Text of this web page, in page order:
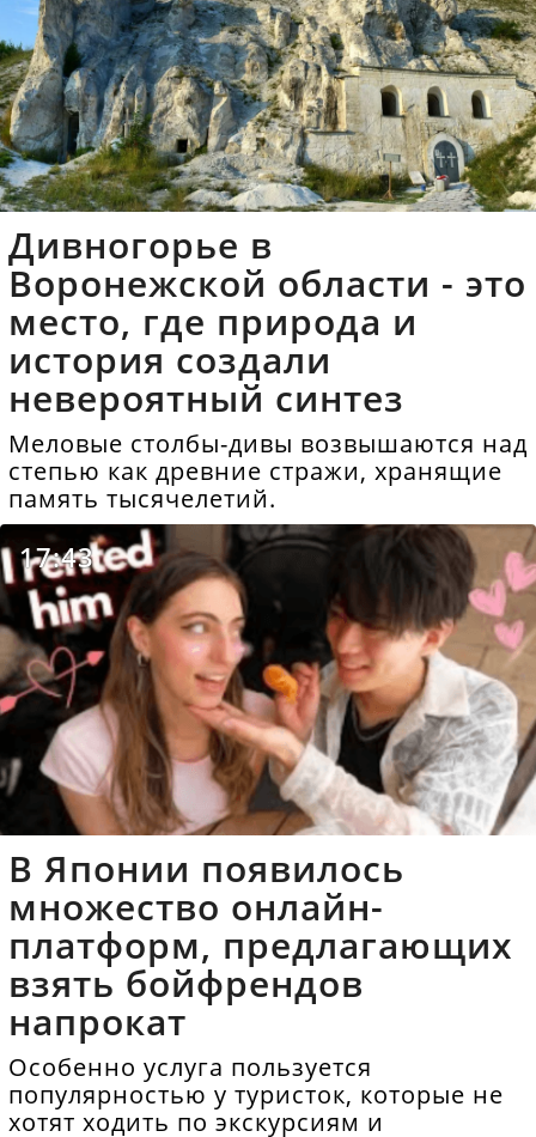
Дивногорье в
Воронежской области - это
место, где природа и
история создали
невероятный синтез
Меловые столбы-дивы возвышаются над
степью как древние стражи, хранящие
память тысячелетий.
17:43
В Японии появилось
множество онлайн-
платформ, предлагающих
взять бойфрендов
напрокат
Особенно услуга пользуется
популярностью у туристок, которые не
хотят ходить по экскурсиям и